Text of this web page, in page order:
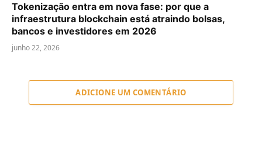
Tokenização entra em nova fase: por que a
infraestrutura blockchain está atraindo bolsas,
bancos e investidores em 2026
junho 22, 2026
ADICIONE UM COMENTÁRIO